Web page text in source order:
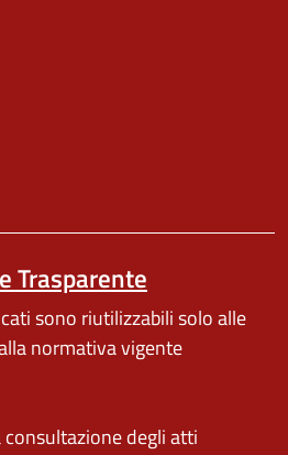
Trasparente
sono riutilizzabili solo alle
normativa vigente
degli atti